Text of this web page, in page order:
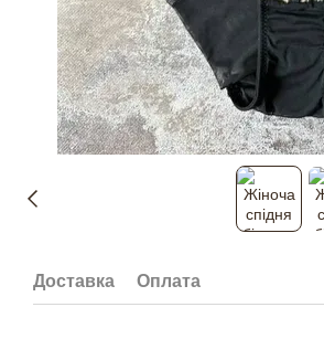
Доставка Оплата